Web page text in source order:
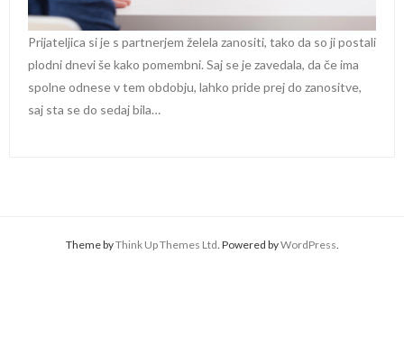
Prijateljica si je s partnerjem želela zanositi, tako da so ji postali
plodni dnevi še kako pomembni. Saj se je zavedala, da če ima
spolne odnese v tem obdobju, lahko pride prej do zanositve,
saj sta se do sedaj bila…
Theme byThink Up Themes Ltd. Powered byWordPress.